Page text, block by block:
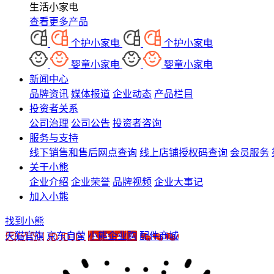
生活小家电
查看更多产品
个护小家电 个护小家电
婴童小家电
婴童小家电
新闻中心
品牌资讯 媒体报道 企业动态 产品栏目
投资者关系
公司治理 公司公告 投资者咨询
服务与支持
线下销售和售后网点查询 线上店铺授权码查询 会员服务
关于小熊
企业介绍 企业荣誉 品牌视频 企业大事记
加入小熊
找到小熊
天猫官旗 京东自营 小熊企业购 配件商城